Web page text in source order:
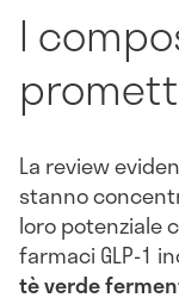
I
La review
stanno
loro potenziale
farmaci GLP-1
tè verde